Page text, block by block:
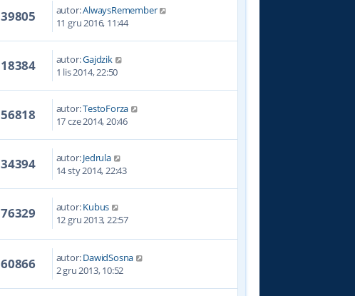
39805 autor:AlwaysRemember
11 gru 2016, 11:44
18384 autor:Gajdzik
1 lis 2014, 22:50
56818 autor:TestoForza
17 cze 2014, 20:46
34394 autor:Jedrula
14 sty 2014, 22:43
76329 autor:Kubus
12 gru 2013, 22:57
60866 autor:DawidSosna
2 gru 2013, 10:52